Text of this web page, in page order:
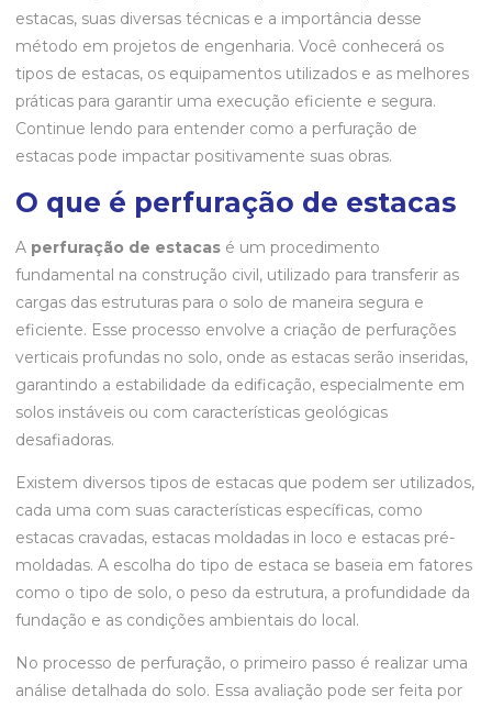
estacas, suas diversas técnicas e a importância desse
método em projetos de engenharia. Você conhecerá os
tipos de estacas, os equipamentos utilizados e as melhores
práticas para garantir uma execução eficiente e segura.
Continue lendo para entender como a perfuração de
estacas pode impactar positivamente suas obras.
O que é perfuração de estacas
A perfuração de estacas é um procedimento
fundamental na construção civil, utilizado para transferir as
cargas das estruturas para o solo de maneira segura e
eficiente. Esse processo envolve a criação de perfurações
verticais profundas no solo, onde as estacas serão inseridas,
garantindo a estabilidade da edificação, especialmente em
solos instáveis ou com características geológicas
desafiadoras.
Existem diversos tipos de estacas que podem ser utilizados,
cada uma com suas características específicas, como
estacas cravadas, estacas moldadas in loco e estacas pré-
moldadas. A escolha do tipo de estaca se baseia em fatores
como o tipo de solo, o peso da estrutura, a profundidade da
fundação e as condições ambientais do local.
No processo de perfuração, o primeiro passo é realizar uma
análise detalhada do solo. Essa avaliação pode ser feita por